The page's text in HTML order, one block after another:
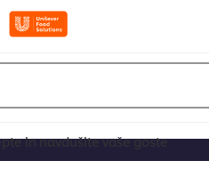
in navdušite vaše goste